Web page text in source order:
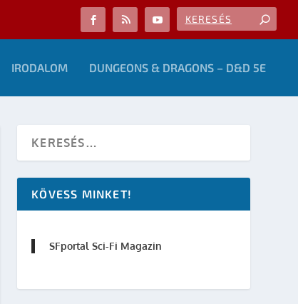
IRODALOM DUNGEONS & DRAGONS – D&D 5E
KÖVESS MINKET!
SFportal Sci-Fi Magazin